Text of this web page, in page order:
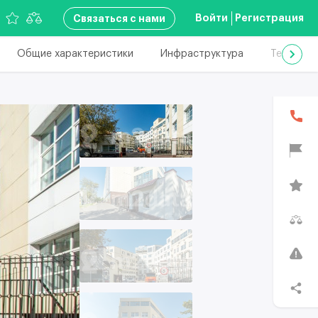
Связаться с нами Войти Регистрация
Общие характеристики Инфраструктура